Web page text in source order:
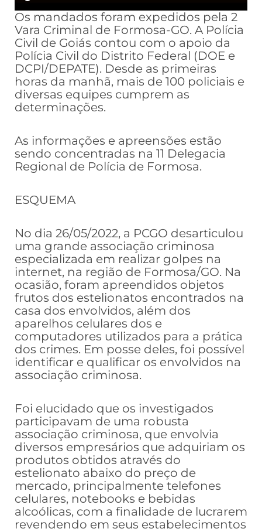
Os mandados foram expedidos pela 2
Vara Criminal de Formosa-GO. A Polícia
Civil de Goiás contou com o apoio da
Polícia Civil do Distrito Federal (DOE e
DCPI/DEPATE). Desde as primeiras
horas da manhã, mais de 100 policiais e
diversas equipes cumprem as
determinações.
As informações e apreensões estão
sendo concentradas na 11 Delegacia
Regional de Polícia de Formosa.
ESQUEMA
No dia 26/05/2022, a PCGO desarticulou
uma grande associação criminosa
especializada em realizar golpes na
internet, na região de Formosa/GO. Na
ocasião, foram apreendidos objetos
frutos dos estelionatos encontrados na
casa dos envolvidos, além dos
aparelhos celulares dos e
computadores utilizados para a prática
dos crimes. Em posse deles, foi possível
identificar e qualificar os envolvidos na
associação criminosa.
Foi elucidado que os investigados
participavam de uma robusta
associação criminosa, que envolvia
diversos empresários que adquiriam os
produtos obtidos através do
estelionato abaixo do preço de
mercado, principalmente telefones
celulares, notebooks e bebidas
alcoólicas, com a finalidade de lucrarem
revendendo em seus estabelecimentos